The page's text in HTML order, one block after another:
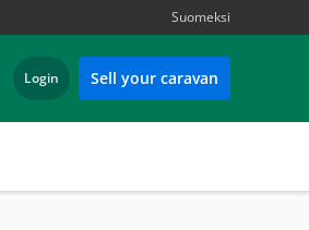
Suomeksi
Login Sell your caravan